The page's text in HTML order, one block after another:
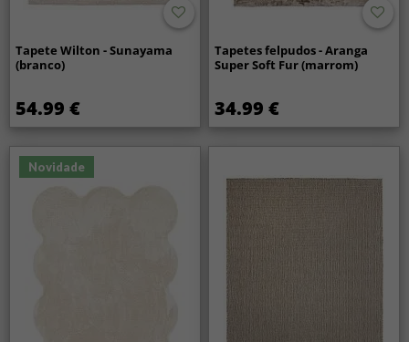
Tapete Wilton - Sunayama
(branco)
54.99 €
Tapetes felpudos - Aranga
Super Soft Fur (marrom)
34.99 €
Novidade